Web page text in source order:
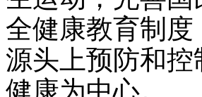
全健康教育制
源头上预防和
健康为中心。